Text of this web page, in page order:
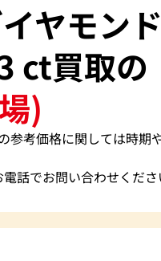
ヤモン
ct買取の
)
参考価格に関しては時期
話でお問い合わせくださ